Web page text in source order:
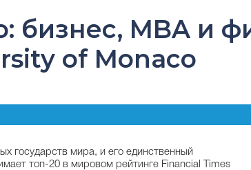
бизнес, MBA и
of Monaco
государств мира, и его единственный
топ-20 в мировом рейтинге Financial Times